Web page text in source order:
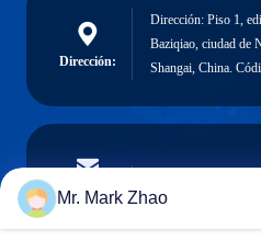
Dirección:
Dirección: Piso 1,
Baziqiao, ciudad de
Shangai, China.
Email
Mr. Mark Zhao